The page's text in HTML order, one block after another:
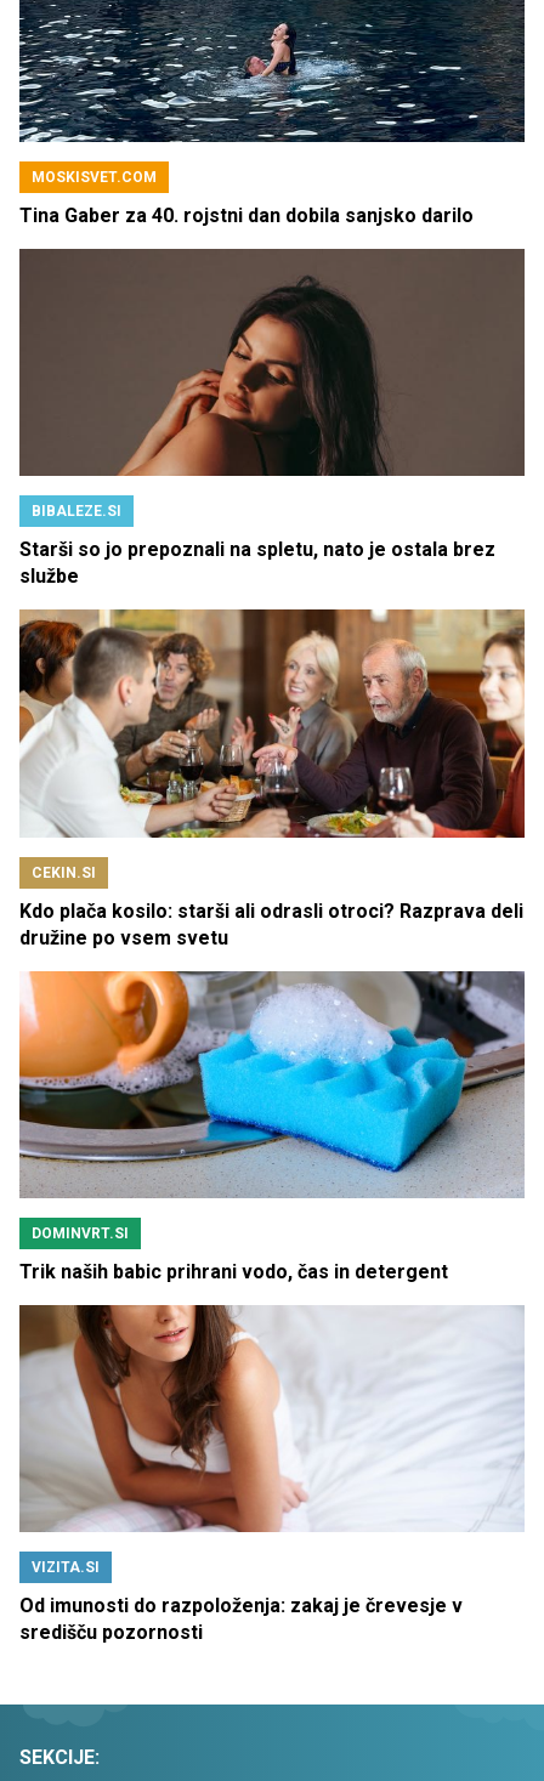
MOSKISVET.COM
Tina Gaber za 40. rojstni dan dobila sanjsko darilo
BIBALEZE.SI
Starši so jo prepoznali na spletu, nato je ostala brez
službe
CEKIN.SI
Kdo plača kosilo: starši ali odrasli otroci? Razprava deli
družine po vsem svetu
DOMINVRT.SI
Trik naših babic prihrani vodo, čas in detergent
VIZITA.SI
Od imunosti do razpoloženja: zakaj je črevesje v
središču pozornosti
SEKCIJE: